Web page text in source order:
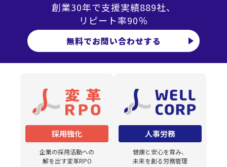
創業30年で支援実績889社、
リピート率90％
無料でお問い合わせする
採用強化
企業の採用活動への
解を出す変革RPO
人事労務
健康と安心を育み、
未来を創る労務管理
紹介される候補者がマッチしない原因は、MUST条件と
WANT条件の伝達不足です。エージェントは「必須」と「歓
迎」の区別がつかないと、候補者を適切に絞り込めませ
票と現場ニーズの乖離が起こりがちです。書類通過率の業
界目安を約30%と考えて要件を文書化し、面接官との認識
を統一するなどの対策をしましょう。
選考途中・内定後に辞退が多い